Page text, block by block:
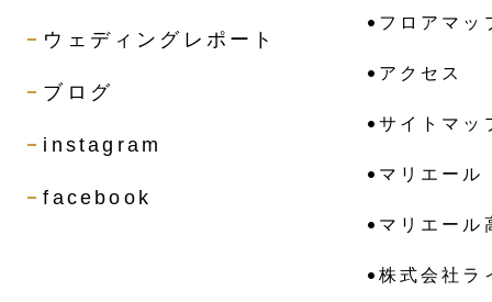
ウェディングレポート
ブログ
instagram
facebook
フロアマッ
アクセス
サイトマッ
マリエール
マリエール
株式会社ラ